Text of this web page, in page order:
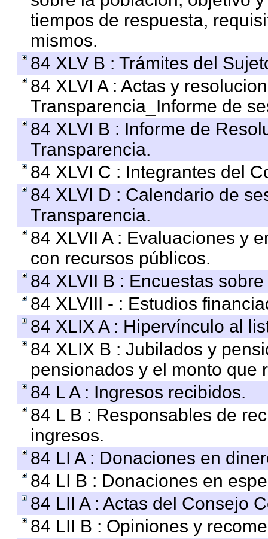
tiempos de respuesta,
mismos.
84 XLV B : Trámites del
84 XLVI A : Actas y
Transparencia_Informe de
84 XLVI B : Informe de
Transparencia.
84 XLVI C : Integrantes del
84 XLVI D : Calendario de
Transparencia.
84 XLVII A : Evaluaciones y
con recursos públicos.
84 XLVII B : Encuestas
84 XLVIII - : Estudios
84 XLIX A : Hipervínculo al
84 XLIX B : Jubilados y
pensionados y el monto que
84 L A : Ingresos recibidos.
84 L B : Responsables de
ingresos.
84 LI A : Donaciones en
84 LI B : Donaciones en
84 LII A : Actas del Consejo
84 LII B : Opiniones y